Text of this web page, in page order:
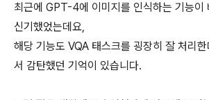
최근에 GPT-4에 이미지를 인식하는 기능이
신기했었는데요,
해당 기능도 VQA 태스크를 굉장히 잘 처리
서 감탄했던 기억이 있습니다.